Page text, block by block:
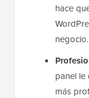
hace
negocio.
panel le
más